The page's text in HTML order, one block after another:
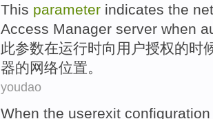
This parameter indicates the
Access Manager server when
此参数在运行时向 用户授权的时
器的网络位置。
youdao
When the userexit configuration